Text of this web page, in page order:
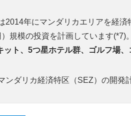
2014年にマンダリカエリアを経
規模の投資を計画しています(*7)。
ト、5つ星ホテル群、ゴルフ場
ンダリカ経済特区（SEZ）の開発